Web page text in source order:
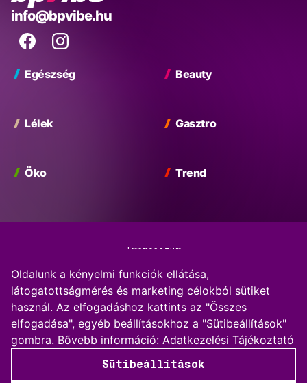
BP
Vibe
info@bpvibe.hu
Egészség Beauty
Lélek Gasztro
Öko Trend
© 2026 BP Vibe
Impresszum
Adatkezelési Tájékoztató
Kommentkezelési szabályzat
Sütibeállítások
Oldalunk a kényelmi funkciók ellátása,
látogatottságmérés és marketing célokból sütiket
használ. Az elfogadáshoz kattints az "Összes
elfogadása", egyéb beállításokhoz a "Sütibeállítások"
gombra. Bővebb információ: Adatkezelési Tájékoztató
Sütibeállítások